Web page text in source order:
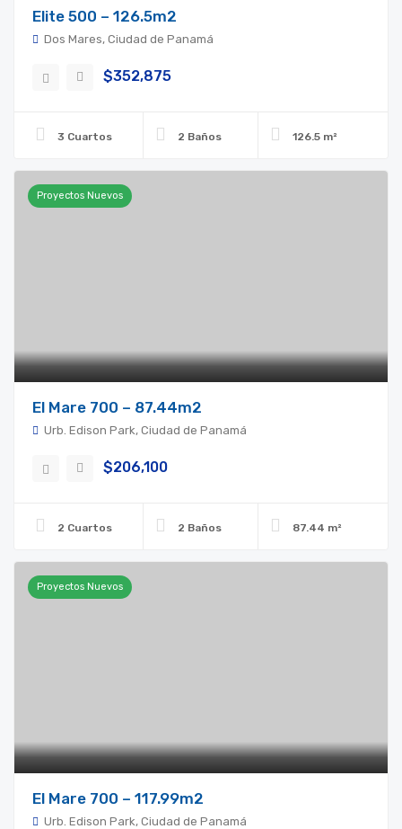
Elite 500 – 126.5m2
Dos Mares, Ciudad de Panamá
$352,875
3 Cuartos 2 Baños 126.5 m²
Proyectos Nuevos
El Mare 700 – 87.44m2
Urb. Edison Park, Ciudad de Panamá
$206,100
2 Cuartos 2 Baños 87.44 m²
Proyectos Nuevos
El Mare 700 – 117.99m2
Urb. Edison Park, Ciudad de Panamá